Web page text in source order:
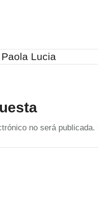
Lucia
no será publicada.